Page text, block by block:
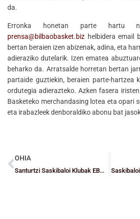
da.
Erronka honetan parte hartu
prensa@bilbaobasket.biz helbidera email
bertan beraien izen abizenak, adina, eta
adieraziko dutelarik. Izen ematea
beharko da. Arratsalde horretan bertan
partaide guztiekin, beraien parte-hartzea
ordutegia adierazteko. Azken fasera
Basketeko merchandasing lotea eta opari
eta irabazleek denboraldiko abonu bat
OHIA
Santurtzi Saskibaloi Klubak EBAko A-A multzoko egutegia ezagutu du